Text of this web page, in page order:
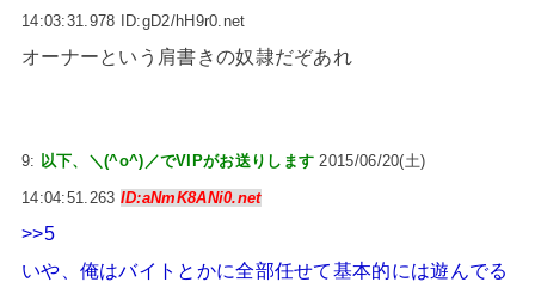
14:03:31.978 ID:gD2/hH9r0.net
オーナーという肩書きの奴隷だぞあれ
9: 以下、＼(^o^)／でVIPがお送りします 2015/06/20(土)
14:04:51.263 ID:aNmK8ANi0.net
>>5
いや、俺はバイトとかに全部任せて基本的には遊んでる